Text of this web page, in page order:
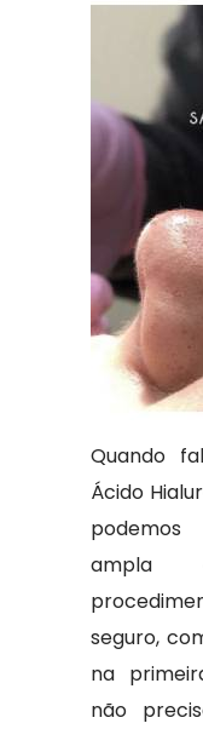
Quando
Ácido
ampla
seguro,
na
não